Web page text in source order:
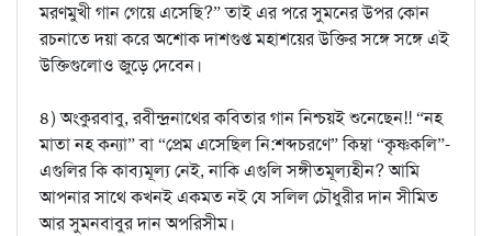
মরণমুখী গান গেয়ে এসেছি?” তাই এর পরে সুমনের উপর কোন
রচনাতে দয়া করে অশোক দাশগুপ্ত মহাশয়ের উক্তির সঙ্গে সঙ্গে এই
উক্তিগুলোও জুড়ে দেবেন।
৪) অংকুরবাবু, রবীন্দ্রনাথের কবিতার গান নিশ্চয়ই শুনেছেন!! “নহ
মাতা নহ কন্যা” বা “প্রেম এসেছিল নি:শব্দচরণে” কিম্বা “কৃষ্ণকলি”-
এগুলির কি কাব্যমূল্য নেই, নাকি এগুলি সঙ্গীতমূল্যহীন? আমি
আপনার সাথে কখনই একমত নই যে সলিল চৌধুরীর দান সীমিত
আর সুমনবাবুর দান অপরিসীম।